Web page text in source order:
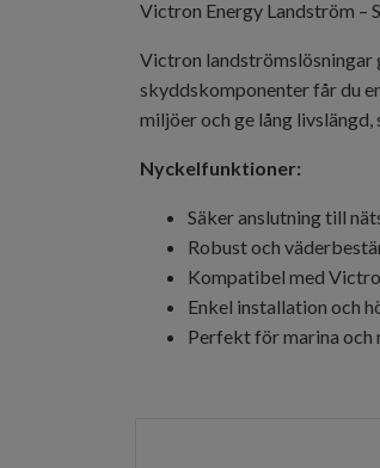
Victron Energy Landström –
Victron
skyddskomponenter får du
miljöer och ge lång
Nyckelfunktioner:
Säker anslutning till
Robust och
Kompatibel med
Enkel installation och
Perfekt för marina